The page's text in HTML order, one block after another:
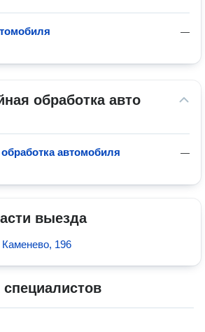
—
обработка авто
—
автомобиля
выезда
196
специалистов